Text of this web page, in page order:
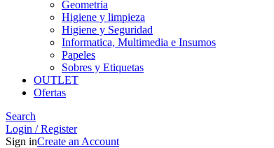
Geometria
Higiene y limpieza
Higiene y Seguridad
Informatica, Multimedia e Insumos
Papeles
Sobres y Etiquetas
OUTLET
Ofertas
Search
Login / Register
Sign inCreate an Account